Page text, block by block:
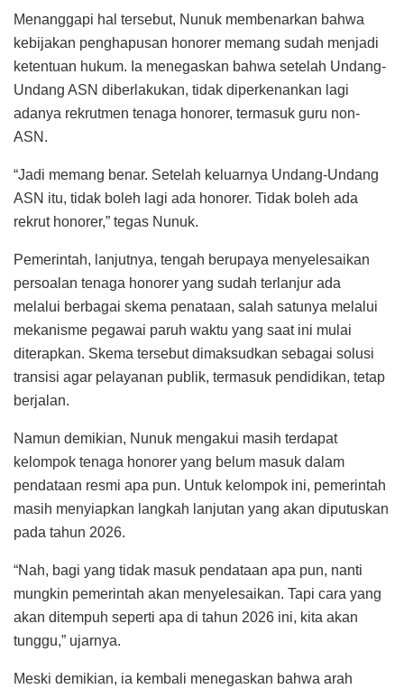
Menanggapi hal tersebut, Nunuk membenarkan bahwa
kebijakan penghapusan honorer memang sudah menjadi
ketentuan hukum. Ia menegaskan bahwa setelah Undang-
Undang ASN diberlakukan, tidak diperkenankan lagi
adanya rekrutmen tenaga honorer, termasuk guru non-
ASN.
“Jadi memang benar. Setelah keluarnya Undang-Undang
ASN itu, tidak boleh lagi ada honorer. Tidak boleh ada
rekrut honorer,” tegas Nunuk.
Pemerintah, lanjutnya, tengah berupaya menyelesaikan
persoalan tenaga honorer yang sudah terlanjur ada
melalui berbagai skema penataan, salah satunya melalui
mekanisme pegawai paruh waktu yang saat ini mulai
diterapkan. Skema tersebut dimaksudkan sebagai solusi
transisi agar pelayanan publik, termasuk pendidikan, tetap
berjalan.
Namun demikian, Nunuk mengakui masih terdapat
kelompok tenaga honorer yang belum masuk dalam
pendataan resmi apa pun. Untuk kelompok ini, pemerintah
masih menyiapkan langkah lanjutan yang akan diputuskan
pada tahun 2026.
“Nah, bagi yang tidak masuk pendataan apa pun, nanti
mungkin pemerintah akan menyelesaikan. Tapi cara yang
akan ditempuh seperti apa di tahun 2026 ini, kita akan
tunggu,” ujarnya.
Meski demikian, ia kembali menegaskan bahwa arah